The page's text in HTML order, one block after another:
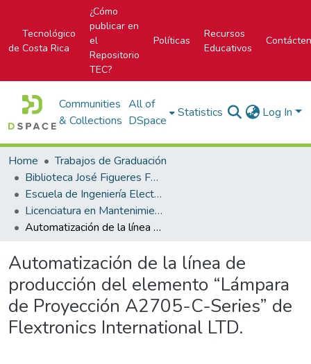
Tecnológico
de Costa Rica
¿Cómo
publicar en
el
Repositorio
TEC?
Políticas
Recursos
Educativos
Communities
& Collections
All of
DSpace
Statistics Log In
Home
Trabajos de Graduación
Biblioteca José Figueres Ferrer
Escuela de Ingeniería Electromecánica
Licenciatura en Mantenimiento Industrial
Automatización de la línea de producción del elemento “Lámpara de Proyección A2705-C-Series” de Flextronics International LTD.
Automatización de la línea de
producción del elemento “Lámpara
de Proyección A2705-C-Series” de
Flextronics International LTD.